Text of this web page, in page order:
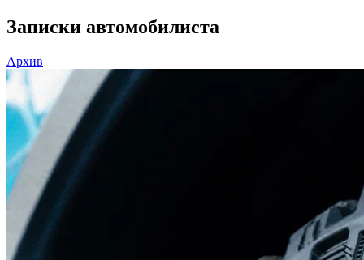
Записки автомобилиста
Архив